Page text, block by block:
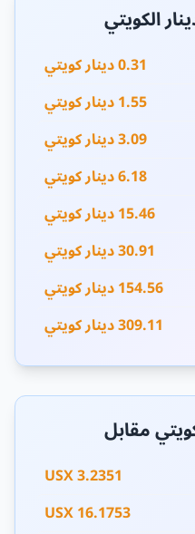
الكويتي
0.31 دينار كويتي
1.55 دينار كويتي
3.09 دينار كويتي
6.18 دينار كويتي
15.46 دينار كويتي
30.91 دينار كويتي
154.56 دينار كويتي
309.11 دينار كويتي
مقابل
3.2351 USX
16.1753 USX